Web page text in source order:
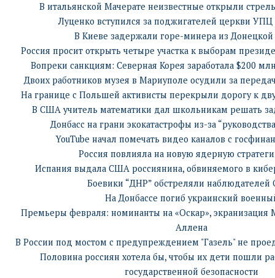
В итальянской Мачерате неизвестные открыли
Луценко вступился за поджигателей церкви
В Киеве задержали горе-минера из Донецкой
Россия просит открыть четыре участка к выборам
Вопреки санкциям: Северная Корея заработала $200
Двоих работников музея в Мариуполе осудили за
На границе с Польшей активисты перекрыли дорогу к
В США учитель математики дал школьникам решать
Донбасс на грани экокатастрофы из-за
YouTube начал помечать видео каналов с
Россия повлияла на новую ядерную
Испания выдала США россиянина, обвиняемого в
Боевики “ДНР” обстреляли наблюдателей
На Донбассе погиб украинский
Премьеры февраля: номинанты на «Оскар», экранизация
Аллена
В России под мостом с предупреждением "Газель" не
Половина россиян хотела бы, чтобы их дети пошли
государственной безопасности